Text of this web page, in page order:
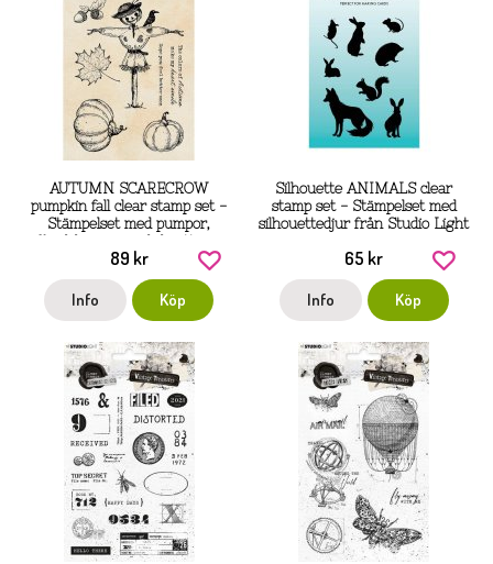
AUTUMN SCARECROW
pumpkin fall clear stamp set -
Stämpelset med pumpor,
från Studio Light A6
89 kr
Info Köp
Silhouette ANIMALS clear
stamp set - Stämpelset med
silhouettedjur från Studio Light
65 kr
Info Köp